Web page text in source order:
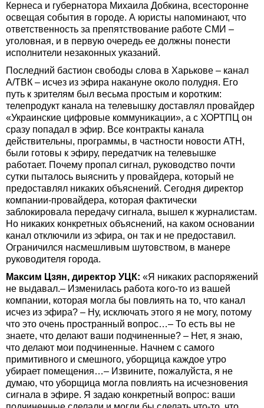
Кернеса и губернатора Михаила Добкина, всесторонне
освещая события в городе. А юристы напоминают, что
ответственность за препятствование работе СМИ –
уголовная, и в первую очередь ее должны понести
исполнители незаконных указаний.
Последний бастион свободы слова в Харькове – канал
А/ТВК – исчез из эфира накануне около полудня. Его
путь к зрителям был весьма простым и коротким:
телепродукт канала на телевышку доставлял провайдер
«Украинские цифровые коммуникации», а с ХОРТПЦ он
сразу попадал в эфир. Все контракты канала
действительны, программы, в частности новости АТН,
были готовы к эфиру, передатчик на телевышке
работает. Почему пропал сигнал, руководство почти
сутки пыталось выяснить у провайдера, который не
предоставлял никаких объяснений. Сегодня директор
компании-провайдера, которая фактически
заблокировала передачу сигнала, вышел к журналистам.
Но никаких конкретных объяснений, на каком основании
канал отключили из эфира, он так и не предоставил.
Ограничился насмешливым шутовством, в манере
руководителя города.
Максим Цзян, директор УЦК: «Я никаких распоряжений
не выдавал.– Изменилась работа кого-то из вашей
компании, которая могла бы повлиять на то, что канал
исчез из эфира? – Ну, исключать этого я не могу, потому
что это очень пространный вопрос…– То есть вы не
знаете, что делают ваши подчиненные? – Нет, я знаю,
что делают мои подчиненные. Начнем с самого
примитивного и смешного, уборщица каждое утро
убирает помещения…– Извините, пожалуйста, я не
думаю, что уборщица могла повлиять на исчезновения
сигнала в эфире. Я задаю конкретный вопрос: ваши